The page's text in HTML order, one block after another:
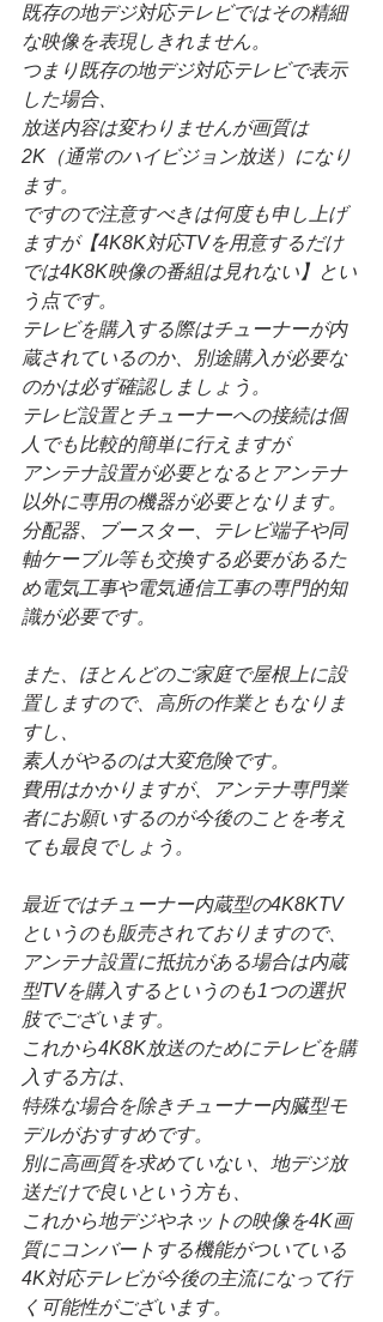
既存の地デジ対応テレビではその精細
な映像を表現しきれません。
つまり既存の地デジ対応テレビで表示
した場合、
放送内容は変わりませんが画質は
2K（通常のハイビジョン放送）になり
ます。
ですので注意すべきは何度も申し上げ
ますが【4K8K対応TVを用意するだけ
では4K8K映像の番組は見れない】とい
う点です。
テレビを購入する際はチューナーが内
蔵されているのか、別途購入が必要な
のかは必ず確認しましょう。
テレビ設置とチューナーへの接続は個
人でも比較的簡単に行えますが
アンテナ設置が必要となるとアンテナ
以外に専用の機器が必要となります。
分配器、ブースター、テレビ端子や同
軸ケーブル等も交換する必要があるた
め電気工事や電気通信工事の専門的知
識が必要です。
また、ほとんどのご家庭で屋根上に設
置しますので、高所の作業ともなりま
すし、
素人がやるのは大変危険です。
費用はかかりますが、アンテナ専門業
者にお願いするのが今後のことを考え
ても最良でしょう。
最近ではチューナー内蔵型の4K8KTV
というのも販売されておりますので、
アンテナ設置に抵抗がある場合は内蔵
型TVを購入するというのも1つの選択
肢でございます。
これから4K8K放送のためにテレビを購
入する方は、
特殊な場合を除きチューナー内臓型モ
デルがおすすめです。
別に高画質を求めていない、地デジ放
送だけで良いという方も、
これから地デジやネットの映像を4K画
質にコンバートする機能がついている
4K対応テレビが今後の主流になって行
く可能性がございます。